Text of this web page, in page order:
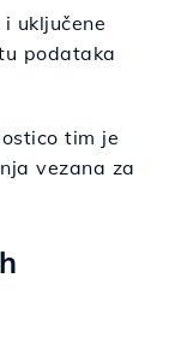
uključene
podataka
tim je
vezana za